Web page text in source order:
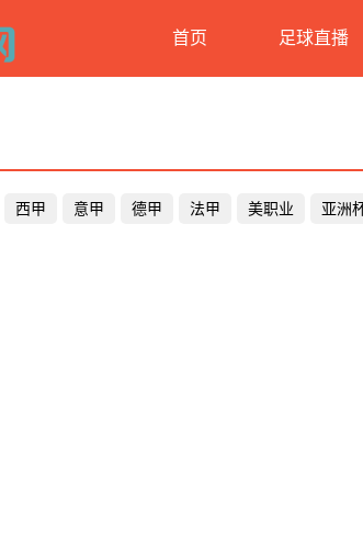
首页 足球直播
西甲 意甲 德甲 法甲 美职业 亚洲